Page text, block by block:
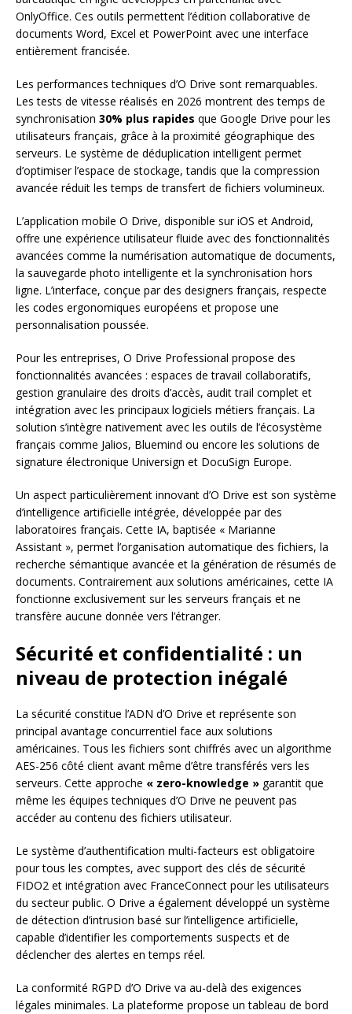
OnlyOffice. Ces outils permettent l’édition collaborative de
documents Word, Excel et PowerPoint avec une interface
entièrement francisée.
Les performances techniques d’O Drive sont remarquables.
Les tests de vitesse réalisés en 2026 montrent des temps de
synchronisation 30% plus rapides que Google Drive pour les
utilisateurs français, grâce à la proximité géographique des
serveurs. Le système de déduplication intelligent permet
d’optimiser l’espace de stockage, tandis que la compression
avancée réduit les temps de transfert de fichiers volumineux.
L’application mobile O Drive, disponible sur iOS et Android,
offre une expérience utilisateur fluide avec des fonctionnalités
avancées comme la numérisation automatique de documents,
la sauvegarde photo intelligente et la synchronisation hors
ligne. L’interface, conçue par des designers français, respecte
les codes ergonomiques européens et propose une
personnalisation poussée.
Pour les entreprises, O Drive Professional propose des
fonctionnalités avancées : espaces de travail collaboratifs,
gestion granulaire des droits d’accès, audit trail complet et
intégration avec les principaux logiciels métiers français. La
solution s’intègre nativement avec les outils de l’écosystème
français comme Jalios, Bluemind ou encore les solutions de
signature électronique Universign et DocuSign Europe.
Un aspect particulièrement innovant d’O Drive est son système
d’intelligence artificielle intégrée, développée par des
laboratoires français. Cette IA, baptisée « Marianne
Assistant », permet l’organisation automatique des fichiers, la
recherche sémantique avancée et la génération de résumés de
documents. Contrairement aux solutions américaines, cette IA
fonctionne exclusivement sur les serveurs français et ne
transfère aucune donnée vers l’étranger.
Sécurité et confidentialité : un
niveau de protection inégalé
La sécurité constitue l’ADN d’O Drive et représente son
principal avantage concurrentiel face aux solutions
américaines. Tous les fichiers sont chiffrés avec un algorithme
AES-256 côté client avant même d’être transférés vers les
serveurs. Cette approche « zero-knowledge » garantit que
même les équipes techniques d’O Drive ne peuvent pas
accéder au contenu des fichiers utilisateur.
Le système d’authentification multi-facteurs est obligatoire
pour tous les comptes, avec support des clés de sécurité
FIDO2 et intégration avec FranceConnect pour les utilisateurs
du secteur public. O Drive a également développé un système
de détection d’intrusion basé sur l’intelligence artificielle,
capable d’identifier les comportements suspects et de
déclencher des alertes en temps réel.
La conformité RGPD d’O Drive va au-delà des exigences
légales minimales. La plateforme propose un tableau de bord